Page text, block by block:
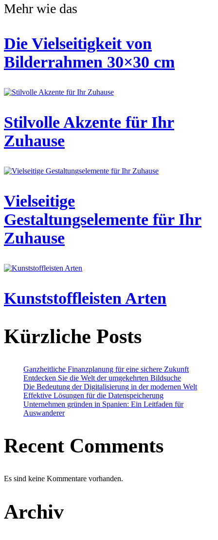
Mehr wie das
Die Vielseitigkeit von
Bilderrahmen 30×30 cm
Stilvolle Akzente für Ihr
Zuhause
Vielseitige
Gestaltungselemente für Ihr
Zuhause
Kunststoffleisten Arten
Kürzliche Posts
Ganzheitliche Finanzplanung für eine sichere Zukunft
Entdecken Sie die Welt der umgekehrten Bildsuche
Die Bedeutung der Digitalisierung in der modernen Welt
Effektive Lösungen für die Datenspeicherung
Unternehmen gründen in Spanien: Ein Leitfaden für
Auswanderer
Recent Comments
Es sind keine Kommentare vorhanden.
Archiv